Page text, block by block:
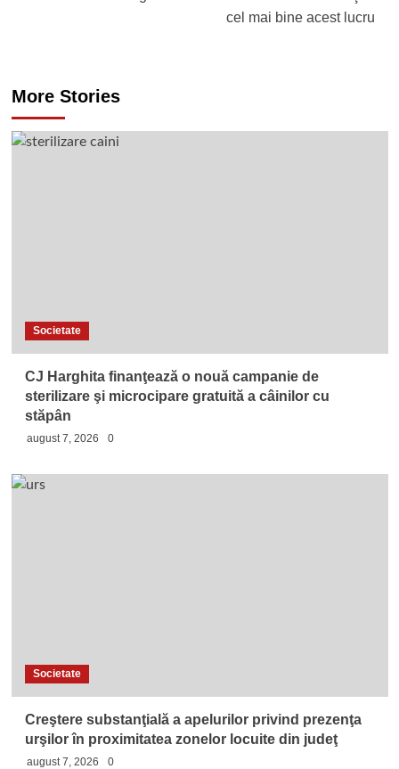
cel mai bine acest lucru
More Stories
Societate
CJ Harghita finanţează o nouă campanie de
sterilizare şi microcipare gratuită a câinilor cu
stăpân
august 7, 2026 0
Societate
Creştere substanţială a apelurilor privind prezenţa
urşilor în proximitatea zonelor locuite din judeţ
august 7, 2026 0